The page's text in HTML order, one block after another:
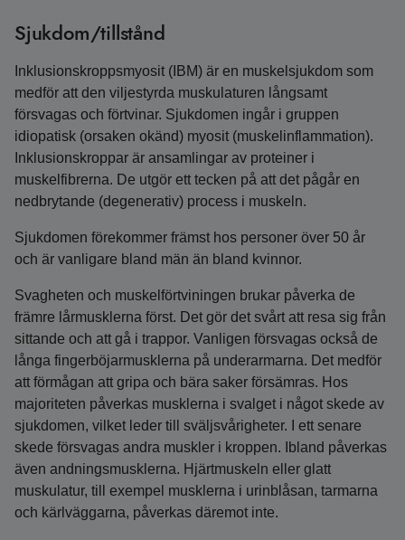
Sjukdom/tillstånd
Inklusionskroppsmyosit (IBM) är en muskelsjukdom som
medför att den viljestyrda muskulaturen långsamt
försvagas och förtvinar. Sjukdomen ingår i gruppen
idiopatisk (orsaken okänd) myosit (muskelinflammation).
Inklusions­kroppar är ansamlingar av proteiner i
muskelfibrerna. De utgör ett tecken på att det pågår en
nedbrytande (degenerativ) process i muskeln.
Sjukdomen förekommer främst hos personer över 50 år
och är vanligare bland män än bland kvinnor.
Svagheten och muskelförtviningen brukar påverka de
främre lårmusklerna först. Det gör det svårt att resa sig från
sittande och att gå i trappor. Vanligen försvagas också de
långa fingerböjarmusklerna på underarmarna. Det medför
att förmågan att gripa och bära saker försämras. Hos
majoriteten påverkas musklerna i svalget i något skede av
sjukdomen, vilket leder till sväljsvårigheter. I ett senare
skede försvagas andra muskler i kroppen. Ibland påverkas
även andningsmusklerna. Hjärtmuskeln eller glatt
muskulatur, till exempel musklerna i urinblåsan, tarmarna
och kärlväggarna, påverkas däremot inte.